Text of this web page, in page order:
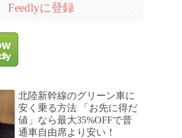
Feedlyに登録
北陸新幹線のグリーン車に
安く乗る方法 「お先に得だ
値」なら最大35%OFFで普
通車自由席より安い！